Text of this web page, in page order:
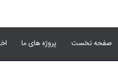
صفحه نخست پروژه های ما